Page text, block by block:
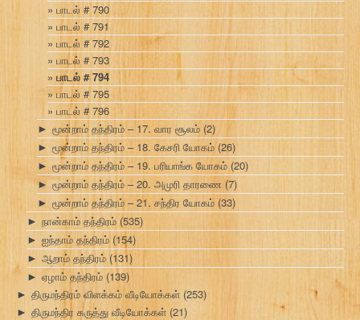
பாடல் # 790
பாடல் # 791
பாடல் # 792
பாடல் # 793
பாடல் # 794
பாடல் # 795
பாடல் # 796
► மூன்றாம் தந்திரம் – 17. வார சூலம் (2)
► மூன்றாம் தந்திரம் – 18. கேசரி யோகம் (26)
► மூன்றாம் தந்திரம் – 19. பரியாங்க யோகம் (20)
► மூன்றாம் தந்திரம் – 20. அமுரி தாரணை (7)
► மூன்றாம் தந்திரம் – 21. சந்திர யோகம் (33)
► நான்காம் தந்திரம் (535)
► ஐந்தாம் தந்திரம் (154)
► ஆறாம் தந்திரம் (131)
► ஏழாம் தந்திரம் (139)
► திருமந்திரம் விளக்கம் வீடியோக்கள் (253)
► திருமந்திர கருத்து வீடியோக்கள் (21)